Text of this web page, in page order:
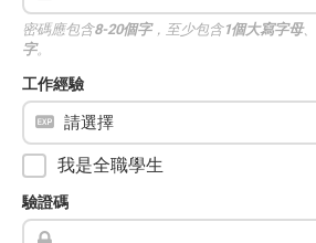
密碼應包含8-20個字，至少包含1個大寫字母、
字。
工作經驗
我是全職學生
驗證碼